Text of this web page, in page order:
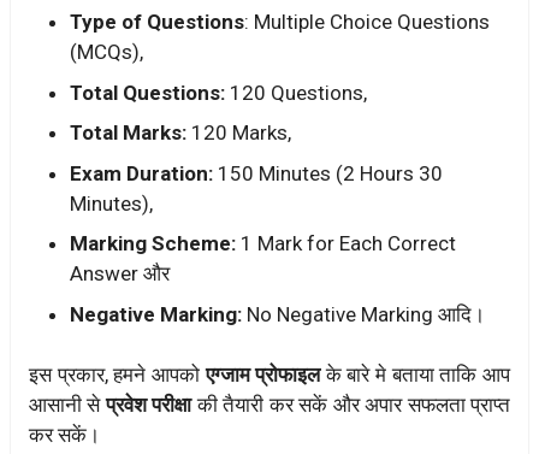
Type of Questions: Multiple Choice Questions
(MCQs),
Total Questions: 120 Questions,
Total Marks: 120 Marks,
Exam Duration: 150 Minutes (2 Hours 30
Minutes),
Marking Scheme: 1 Mark for Each Correct
Answer और
Negative Marking: No Negative Marking आदि।
इस प्रकार, हमने आपकोएग्जाम प्रोफाइलके बारे मे बताया ताकि आप
आसानी सेप्रवेश परीक्षाकी तैयारी कर सकें और अपार सफलता प्राप्त
कर सकें।